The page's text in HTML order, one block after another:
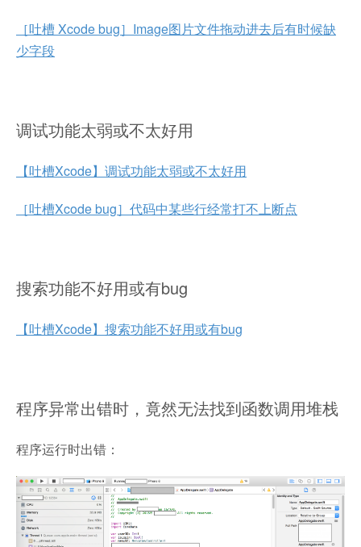
［吐槽 Xcode bug］Image图片文件拖动进去后有时候缺
少字段
调试功能太弱或不太好用
【吐槽Xcode】调试功能太弱或不太好用
［吐槽Xcode bug］代码中某些行经常打不上断点
搜索功能不好用或有bug
【吐槽Xcode】搜索功能不好用或有bug
程序异常出错时，竟然无法找到函数调用堆栈
程序运行时出错：